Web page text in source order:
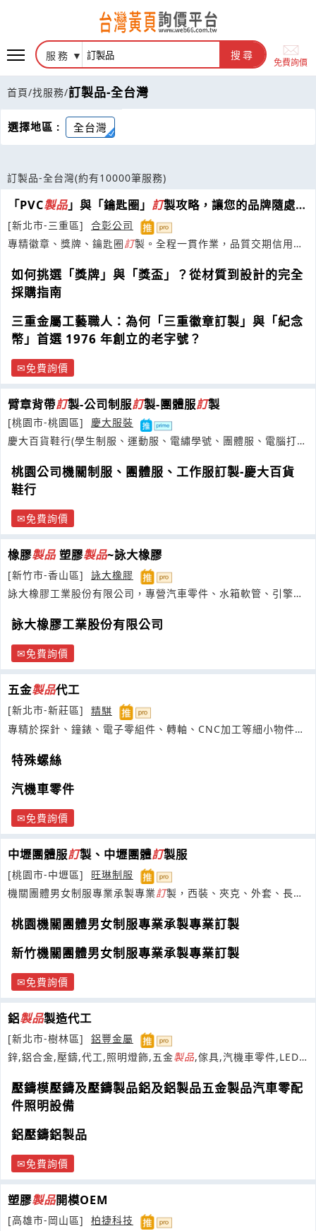
服務 搜尋
免費詢價
首頁/找服務/訂製品-全台灣
選擇地區 : 全台灣
訂製品-全台灣(約有10000筆服務)
「PVC製品」與「鑰匙圈」 訂製攻略，讓您的品牌隨處可
見
[新北市-三重區]
合彰公司
專精徽章、獎牌、鑰匙圈訂製。全程一貫作業，品質交期信用保
如何挑選「獎牌」與「獎盃」？從材質到設計的完全
採購指南
三重金屬工藝職人：為何「三重徽章訂製」與「紀念
幣」首選 1976 年創立的老字號？
免費詢價
臂章背帶訂製-公司制服訂製-團體服訂製
[桃園市-桃園區]
慶大服裝
慶大百貨鞋行(學生制服、運動服、電繡學號、團體服、電腦打版
桃園公司機關制服、團體服、工作服訂製-慶大百貨
鞋行
免費詢價
橡膠製品塑膠製品~詠大橡膠
[新竹市-香山區]
詠大橡膠
詠大橡膠工業股份有限公司，專營汽車零件、水箱軟管、引擎腳
詠大橡膠工業股份有限公司
免費詢價
五金製品代工
[新北市-新莊區]
精騏
專精於探針、鐘錶、電子零組件、轉軸、CNC加工等細小物件之
特殊螺絲
汽機車零件
免費詢價
中壢團體服訂製、中壢團體訂製服
[桃園市-中壢區]
旺琳制服
機關團體男女制服專業承製專業訂製，西裝、夾克、外套、長
桃園機關團體男女制服專業承製專業訂製
新竹機關團體男女制服專業承製專業訂製
免費詢價
鋁製品製造代工
[新北市-樹林區]
鋁豐金屬
鋅,鋁合金,壓鑄,代工,照明燈飾,五金製品,傢具,汽機車零件,LED
壓鑄模壓鑄及壓鑄製品鋁及鋁製品五金製品汽車零配
件照明設備
鋁壓鑄鋁製品
免費詢價
塑膠製品開模OEM
[高雄市-岡山區]
柏捷科技